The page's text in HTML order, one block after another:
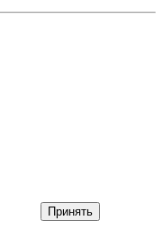
Принять